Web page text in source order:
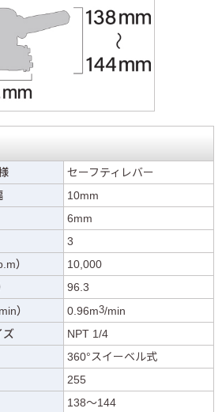
セーフティレバー
10mm
6mm
3
）
10,000
96.3
）
0.96m3/min
ズ
NPT 1/4
360°スイーベル式
255
138～144